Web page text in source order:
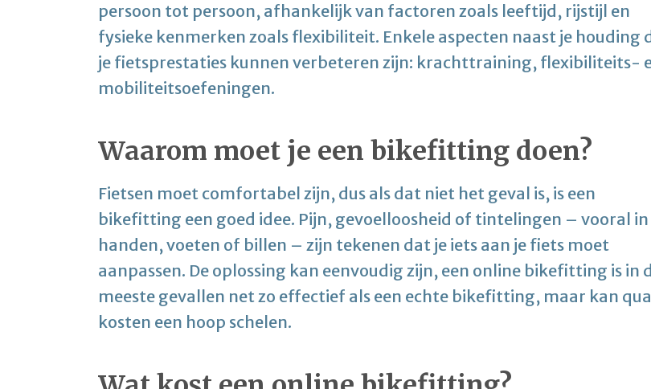
persoon tot persoon, afhankelijk van factoren zoals leeftijd, rijstijl en
fysieke kenmerken zoals flexibiliteit. Enkele aspecten naast je houding
je fietsprestaties kunnen verbeteren zijn: krachttraining, flexibiliteits-
mobiliteitsoefeningen.
Waarom moet je een bikefitting doen?
Fietsen moet comfortabel zijn, dus als dat niet het geval is, is een
bikefitting een goed idee. Pijn, gevoelloosheid of tintelingen – vooral in
handen, voeten of billen – zijn tekenen dat je iets aan je fiets moet
aanpassen. De oplossing kan eenvoudig zijn, een online bikefitting is in
meeste gevallen net zo effectief als een echte bikefitting, maar kan qua
kosten een hoop schelen.